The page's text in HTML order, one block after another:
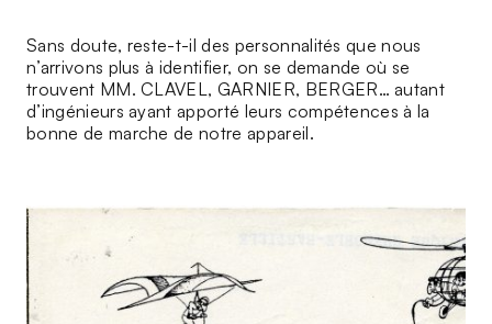
Sans doute, reste-t-il des personnalités que nous
n’arrivons plus à identifier, on se demande où se
trouvent MM. CLAVEL, GARNIER, BERGER… autant
d’ingénieurs ayant apporté leurs compétences à la
bonne de marche de notre appareil.